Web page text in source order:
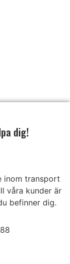
dig!
inom transport
våra kunder är
befinner dig.